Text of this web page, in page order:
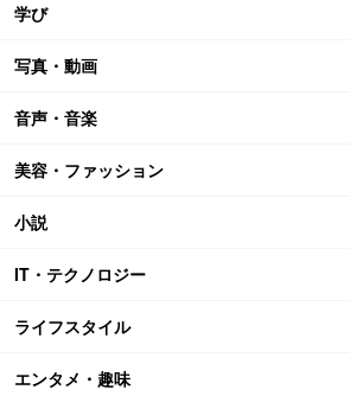
学び
写真・動画
音声・音楽
美容・ファッション
小説
IT・テクノロジー
ライフスタイル
エンタメ・趣味